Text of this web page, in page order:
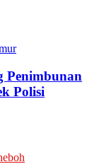
Penimbunan
Polisi